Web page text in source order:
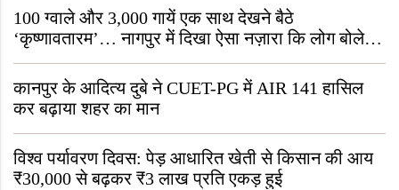
100 ग्वाले और 3,000 गायें एक साथ देखने बैठे
‘कृष्णावतारम’… नागपुर में दिखा ऐसा नज़ारा कि लोग बोले,
“ऐसा तो सिर्फ़ कृष्ण ही कर सकते हैं”
कानपुर के आदित्य दुबे ने CUET-PG में AIR 141 हासिल
कर बढ़ाया शहर का मान
विश्व पर्यावरण दिवस: पेड़ आधारित खेती से किसान की आय
₹30,000 से बढ़कर ₹3 लाख प्रति एकड़ हुई